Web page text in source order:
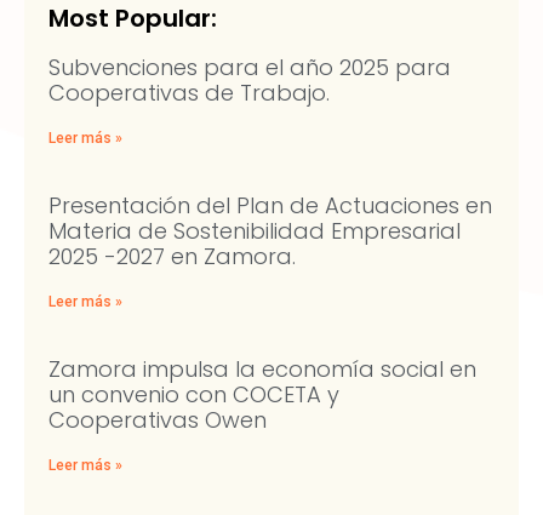
Most Popular:
Subvenciones para el año 2025 para
Cooperativas de Trabajo.
Leer más »
Presentación del Plan de Actuaciones en
Materia de Sostenibilidad Empresarial
2025 -2027 en Zamora.
Leer más »
Zamora impulsa la economía social en
un convenio con COCETA y
Cooperativas Owen
Leer más »